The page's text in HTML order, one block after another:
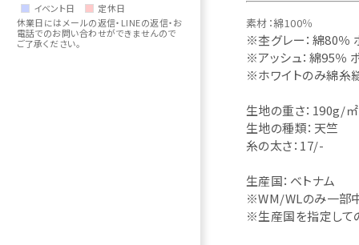
イベント日
定休日
休業日にはメールの返信・LINEの返信・お
電話でのお問い合わせができませんので
ご了承ください。
素材：綿100％
※杢グレー：綿80％
※アッシュ：綿95％
※ホワイトのみ綿糸
生地の重さ：190g/
生地の種類：天竺
糸の太さ：17/-
生産国：ベトナム
※WM/WLのみ一部
※生産国を指定して